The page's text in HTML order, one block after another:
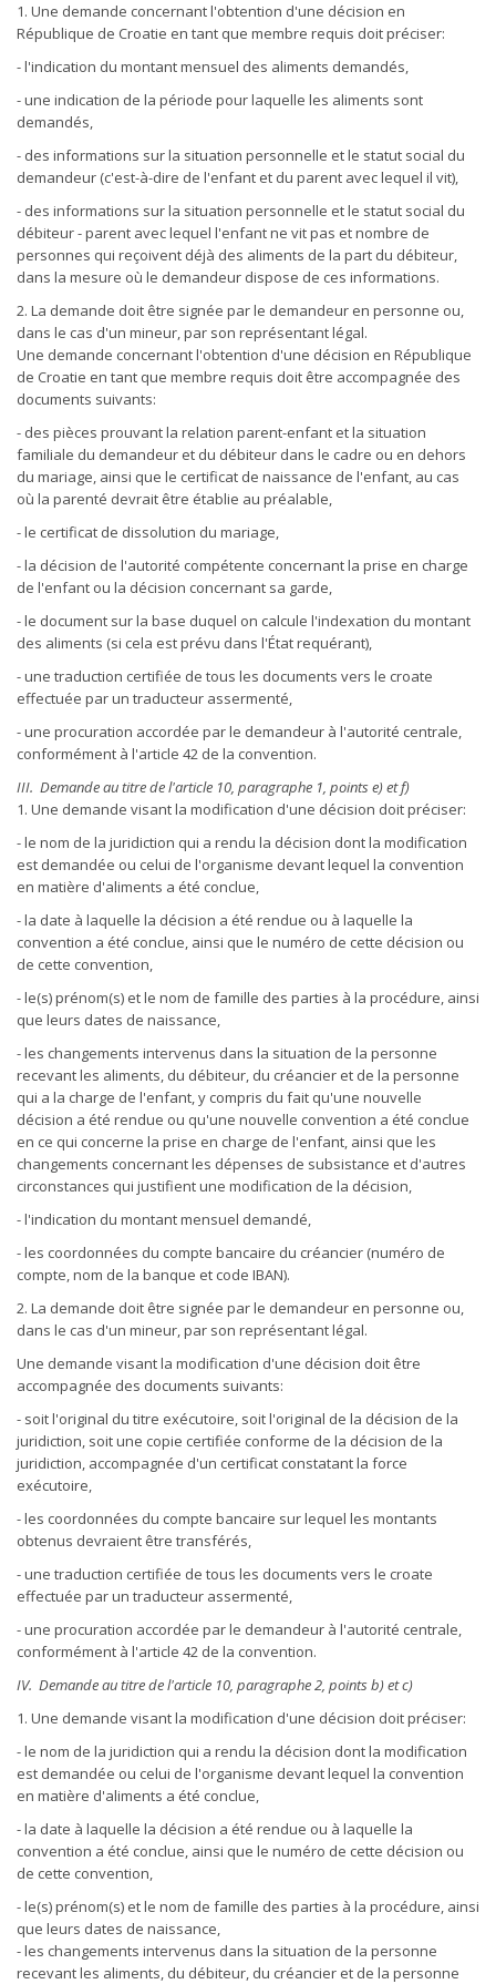
1. Une demande concernant l'obtention d'une décision en
République de Croatie en tant que membre requis doit préciser:
- l'indication du montant mensuel des aliments demandés,
- une indication de la période pour laquelle les aliments sont
demandés,
- des informations sur la situation personnelle et le statut social du
demandeur (c'est-à-dire de l'enfant et du parent avec lequel il vit),
- des informations sur la situation personnelle et le statut social du
débiteur - parent avec lequel l'enfant ne vit pas et nombre de
personnes qui reçoivent déjà des aliments de la part du débiteur,
dans la mesure où le demandeur dispose de ces informations.
2. La demande doit être signée par le demandeur en personne ou,
dans le cas d'un mineur, par son représentant légal.
Une demande concernant l'obtention d'une décision en République
de Croatie en tant que membre requis doit être accompagnée des
documents suivants:
- des pièces prouvant la relation parent-enfant et la situation
familiale du demandeur et du débiteur dans le cadre ou en dehors
du mariage, ainsi que le certificat de naissance de l'enfant, au cas
où la parenté devrait être établie au préalable,
- le certificat de dissolution du mariage,
- la décision de l'autorité compétente concernant la prise en charge
de l'enfant ou la décision concernant sa garde,
- le document sur la base duquel on calcule l'indexation du montant
des aliments (si cela est prévu dans l'État requérant),
- une traduction certifiée de tous les documents vers le croate
effectuée par un traducteur assermenté,
- une procuration accordée par le demandeur à l'autorité centrale,
conformément à l'article 42 de la convention.
III. Demande au titre de l'article 10, paragraphe 1, points e) et f)
1. Une demande visant la modification d'une décision doit préciser:
- le nom de la juridiction qui a rendu la décision dont la modification
est demandée ou celui de l'organisme devant lequel la convention
en matière d'aliments a été conclue,
- la date à laquelle la décision a été rendue ou à laquelle la
convention a été conclue, ainsi que le numéro de cette décision ou
de cette convention,
- le(s) prénom(s) et le nom de famille des parties à la procédure, ainsi
que leurs dates de naissance,
- les changements intervenus dans la situation de la personne
recevant les aliments, du débiteur, du créancier et de la personne
qui a la charge de l'enfant, y compris du fait qu'une nouvelle
décision a été rendue ou qu'une nouvelle convention a été conclue
en ce qui concerne la prise en charge de l'enfant, ainsi que les
changements concernant les dépenses de subsistance et d'autres
circonstances qui justifient une modification de la décision,
- l'indication du montant mensuel demandé,
- les coordonnées du compte bancaire du créancier (numéro de
compte, nom de la banque et code IBAN).
2. La demande doit être signée par le demandeur en personne ou,
dans le cas d'un mineur, par son représentant légal.
Une demande visant la modification d'une décision doit être
accompagnée des documents suivants:
- soit l'original du titre exécutoire, soit l'original de la décision de la
juridiction, soit une copie certifiée conforme de la décision de la
juridiction, accompagnée d'un certificat constatant la force
exécutoire,
- les coordonnées du compte bancaire sur lequel les montants
obtenus devraient être transférés,
- une traduction certifiée de tous les documents vers le croate
effectuée par un traducteur assermenté,
- une procuration accordée par le demandeur à l'autorité centrale,
conformément à l'article 42 de la convention.
IV. Demande au titre de l'article 10, paragraphe 2, points b) et c)
1. Une demande visant la modification d'une décision doit préciser:
- le nom de la juridiction qui a rendu la décision dont la modification
est demandée ou celui de l'organisme devant lequel la convention
en matière d'aliments a été conclue,
- la date à laquelle la décision a été rendue ou à laquelle la
convention a été conclue, ainsi que le numéro de cette décision ou
de cette convention,
- le(s) prénom(s) et le nom de famille des parties à la procédure, ainsi
que leurs dates de naissance,
- les changements intervenus dans la situation de la personne
recevant les aliments, du débiteur, du créancier et de la personne